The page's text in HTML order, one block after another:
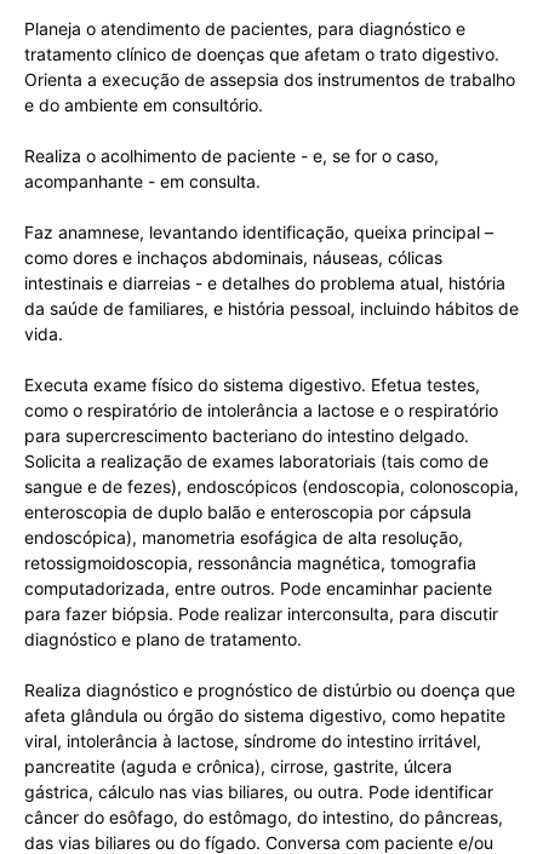
Planeja o atendimento de pacientes, para diagnóstico e
tratamento clínico de doenças que afetam o trato digestivo.
Orienta a execução de assepsia dos instrumentos de trabalho
e do ambiente em consultório.
Realiza o acolhimento de paciente - e, se for o caso,
acompanhante - em consulta.
Faz anamnese, levantando identificação, queixa principal –
como dores e inchaços abdominais, náuseas, cólicas
intestinais e diarreias - e detalhes do problema atual, história
da saúde de familiares, e história pessoal, incluindo hábitos de
vida.
Executa exame físico do sistema digestivo. Efetua testes,
como o respiratório de intolerância a lactose e o respiratório
para supercrescimento bacteriano do intestino delgado.
Solicita a realização de exames laboratoriais (tais como de
sangue e de fezes), endoscópicos (endoscopia, colonoscopia,
enteroscopia de duplo balão e enteroscopia por cápsula
endoscópica), manometria esofágica de alta resolução,
retossigmoidoscopia, ressonância magnética, tomografia
computadorizada, entre outros. Pode encaminhar paciente
para fazer biópsia. Pode realizar interconsulta, para discutir
diagnóstico e plano de tratamento.
Realiza diagnóstico e prognóstico de distúrbio ou doença que
afeta glândula ou órgão do sistema digestivo, como hepatite
viral, intolerância à lactose, síndrome do intestino irritável,
pancreatite (aguda e crônica), cirrose, gastrite, úlcera
gástrica, cálculo nas vias biliares, ou outra. Pode identificar
câncer do esôfago, do estômago, do intestino, do pâncreas,
das vias biliares ou do fígado. Conversa com paciente e/ou